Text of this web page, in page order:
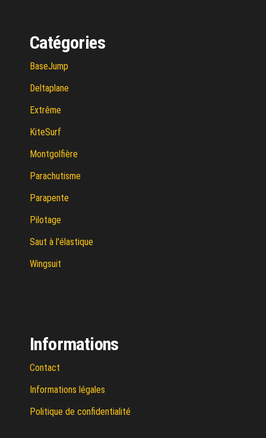
Catégories
BaseJump
Deltaplane
Extrême
KiteSurf
Montgolfière
Parachutisme
Parapente
Pilotage
Saut à l'élastique
Wingsuit
Informations
Contact
Informations légales
Politique de confidentialité